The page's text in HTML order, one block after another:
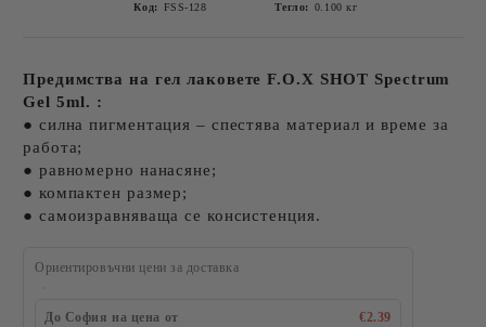
Код: FSS-128 Тегло: 0.100 кг
Предимства на гел лаковете F.O.X SHOT Spectrum
Gel 5ml. :
● силна пигментация – спестява материал и време за
работа;
● равномерно нанасяне;
● компактен размер;
● самоизравняваща се консистенция.
Ориентировъчни цени за доставка
До София на цена от
€2.39